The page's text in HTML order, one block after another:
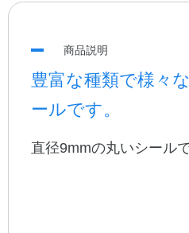
法人のお
OEMご希
商品説明
豊富な種類で様々
ールです。
直径9mmの丸いシール